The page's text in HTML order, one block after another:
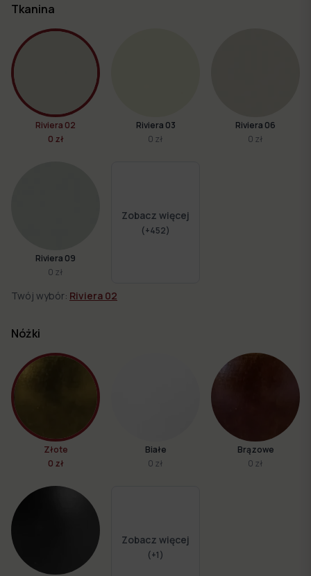
Tkanina
Riviera 02
0 zł
Riviera 03
0 zł
Riviera 06
0 zł
Riviera 09
0 zł
Zobacz więcej
(+452)
Twój wybór: Riviera 02
Nóżki
Złote
0 zł
Białe
0 zł
Brązowe
0 zł
Zobacz więcej
(+1)